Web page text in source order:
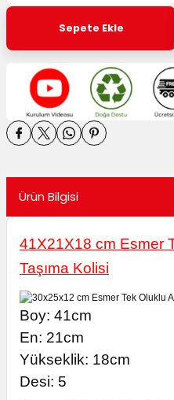
Sepete Ekle
Ürün Bilgisi
41X21X18 cm Esmer
Taşıma Kolisi
Boy: 41cm
En: 21cm
Yükseklik: 18cm
Desi: 5